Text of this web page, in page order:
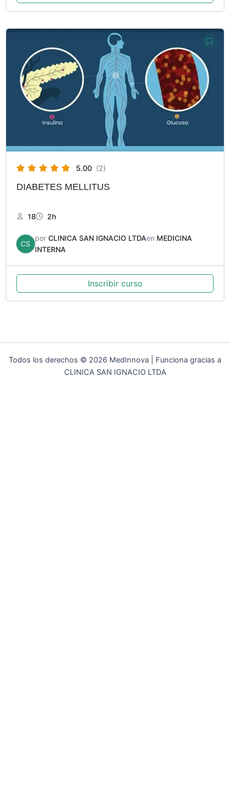
5.00 (2)
DIABETES MELLITUS
18 2h
CS
por CLINICA SAN IGNACIO LTDAen MEDICINA
INTERNA
Inscribir curso
Todos los derechos © 2026 MedInnova | Funciona gracias a
CLINICA SAN IGNACIO LTDA